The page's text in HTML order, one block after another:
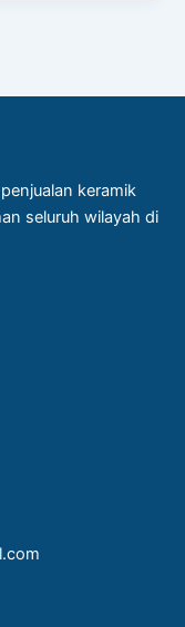
keramik
seluruh wilayah di